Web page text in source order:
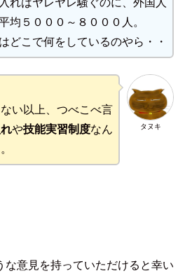
れはヤレヤレ騒ぐのに、外国人
均５０００～８０００人。
どこで何をしているのやら・・
タヌキ
い以上、つべこべ言
や技能実習制度なん
な意見を持っていただけると幸い